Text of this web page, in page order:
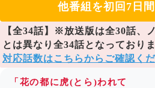
他番組を初回7日
【全34話】※放送版は全30話、
とは異なり全34話となっておりま
対応話数はこちらからご確認く
「花の都に虎(とら)われて